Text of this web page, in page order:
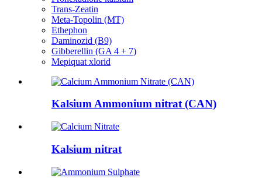
Trans-Zeatin
Meta-Topolin (MT)
Ethephon
Daminozid (B9)
Gibberellin (GA 4 + 7)
Mepiquat xlorid
Kalsium Ammonium nitrat (CAN)
Kalsium nitrat